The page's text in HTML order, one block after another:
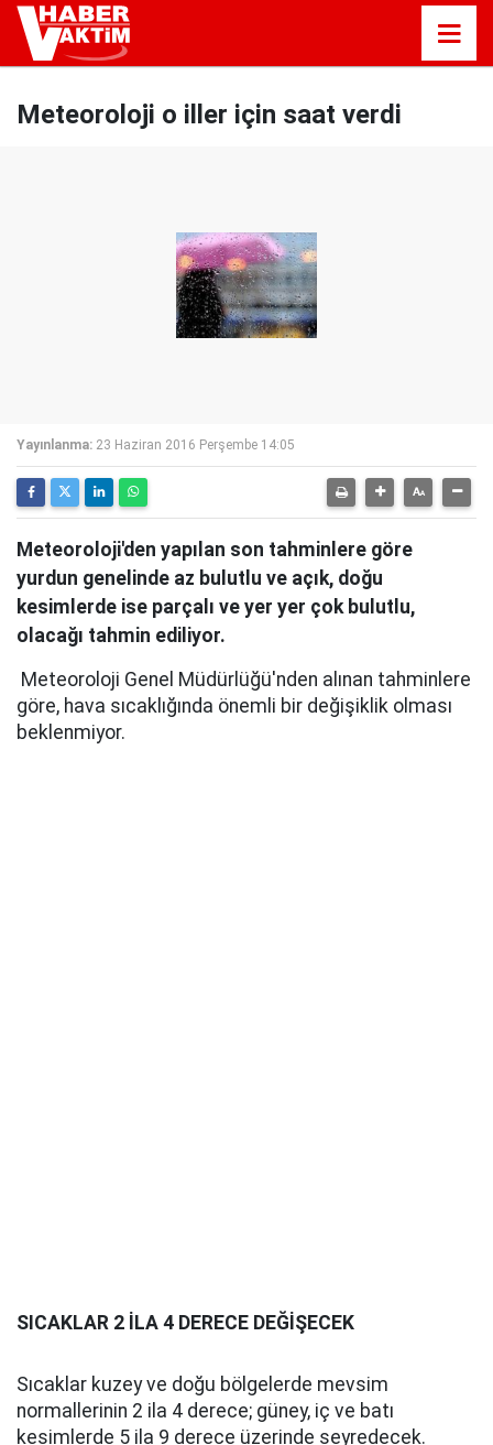
Meteoroloji o iller için saat verdi
Yayınlanma: 23 Haziran 2016 Perşembe 14:05
Meteoroloji'den yapılan son tahminlere göre
yurdun genelinde az bulutlu ve açık, doğu
kesimlerde ise parçalı ve yer yer çok bulutlu,
olacağı tahmin ediliyor.
Meteoroloji Genel Müdürlüğü'nden alınan tahminlere
göre, hava sıcaklığında önemli bir değişiklik olması
beklenmiyor.
SICAKLAR 2 İLA 4 DERECE DEĞİŞECEK
Sıcaklar kuzey ve doğu bölgelerde mevsim
normallerinin 2 ila 4 derece; güney, iç ve batı
kesimlerde 5 ila 9 derece üzerinde seyredecek.